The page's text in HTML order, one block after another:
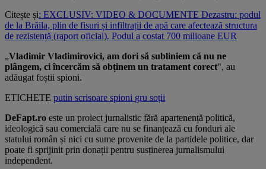
Citește și: EXCLUSIV: VIDEO & DOCUMENTE Dezastru: podul
de la Brăila, plin de fisuri și infiltrații de apă care afectează structura
de rezistență (raport oficial). Podul a costat 700 milioane EUR
„Vladimir Vladimirovici, am dori să subliniem că nu ne
plângem, ci încercăm să obținem un tratament corect", au
adăugat foștii spioni.
ETICHETE putin scrisoare spioni gru soții
DeFapt.ro este un proiect jurnalistic fără apartenență politică,
ideologică sau comercială care nu se finanțează cu fonduri ale
statului român și nici cu sume provenite de la partidele politice, dar
poate fi sprijinit prin donații pentru susținerea jurnalismului
independent.